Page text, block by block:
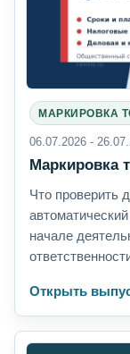
МАРКИРОВКА
06.07.2026 -
Маркировка
Что проверить
начале
Открыть